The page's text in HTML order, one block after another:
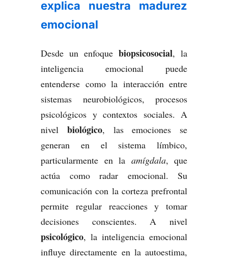
explica nuestra madurez
emocional
Desde un enfoque biopsicosocial, la
inteligencia emocional puede
entenderse como la interacción entre
sistemas neurobiológicos, procesos
psicológicos y contextos sociales. A
nivel biológico, las emociones se
generan en el sistema límbico,
particularmente en la amígdala, que
actúa como radar emocional. Su
comunicación con la corteza prefrontal
permite regular reacciones y tomar
decisiones conscientes. A nivel
psicológico, la inteligencia emocional
influye directamente en la autoestima,